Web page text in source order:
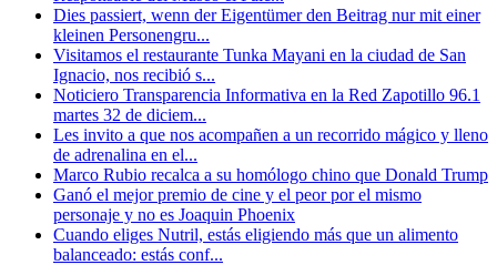
Dies passiert, wenn der Eigentümer den Beitrag nur mit einer
kleinen Personengru...
Visitamos el restaurante Tunka Mayani en la ciudad de San
Ignacio, nos recibió s...
Noticiero Transparencia Informativa en la Red Zapotillo 96.1
martes 32 de diciem...
Les invito a que nos acompañen a un recorrido mágico y lleno
de adrenalina en el...
Marco Rubio recalca a su homólogo chino que Donald Trump
Ganó el mejor premio de cine y el peor por el mismo
personaje y no es Joaquin Phoenix
Cuando eliges Nutril, estás eligiendo más que un alimento
balanceado: estás conf...